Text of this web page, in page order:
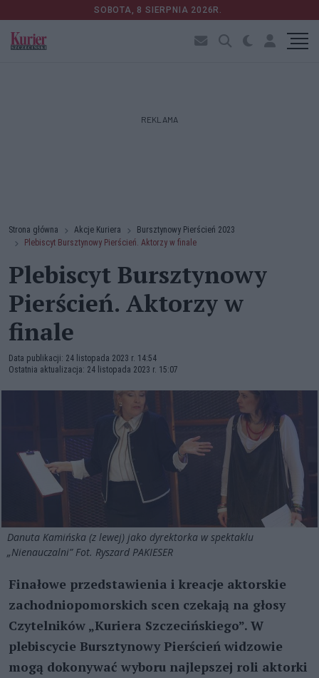
SOBOTA, 8 SIERPNIA 2026R.
REKLAMA
Strona główna Akcje Kuriera
Bursztynowy Pierścień 2023
Plebiscyt Bursztynowy Pierścień. Aktorzy w finale
Plebiscyt Bursztynowy
Pierścień. Aktorzy w
finale
Data publikacji: 24 listopada 2023 r. 14:54
Ostatnia aktualizacja: 24 listopada 2023 r. 15:07
Danuta Kamińska (z lewej) jako dyrektorka w spektaklu
„Nienauczalni” Fot. Ryszard PAKIESER
Finałowe przedstawienia i kreacje aktorskie
zachodniopomorskich scen czekają na głosy
Czytelników „Kuriera Szczecińskiego”. W
plebiscycie Bursztynowy Pierścień widzowie
mogą dokonywać wyboru najlepszej roli aktorki